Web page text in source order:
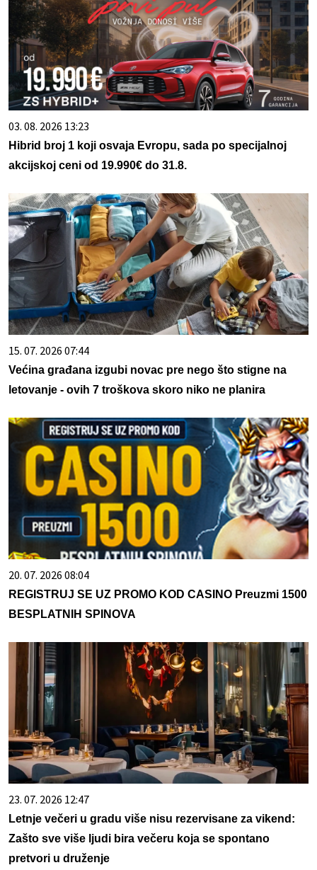
03. 08. 2026 13:23
Hibrid broj 1 koji osvaja Evropu, sada po specijalnoj
akcijskoj ceni od 19.990€ do 31.8.
15. 07. 2026 07:44
Većina građana izgubi novac pre nego što stigne na
letovanje - ovih 7 troškova skoro niko ne planira
20. 07. 2026 08:04
REGISTRUJ SE UZ PROMO KOD CASINO Preuzmi 1500
BESPLATNIH SPINOVA
23. 07. 2026 12:47
Letnje večeri u gradu više nisu rezervisane za vikend:
Zašto sve više ljudi bira večeru koja se spontano
pretvori u druženje